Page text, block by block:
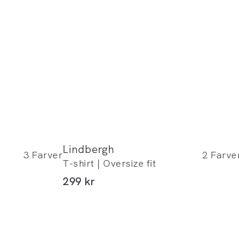
3 FarverLindbergh
T-shirt | Oversize fit
2
I alt (inkl. rabat)
299 kr